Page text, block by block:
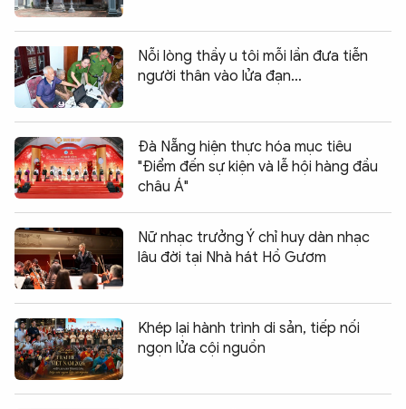
Nỗi lòng thầy u tôi mỗi lần đưa tiễn
người thân vào lửa đạn…
Đà Nẵng hiện thực hóa mục tiêu
"Điểm đến sự kiện và lễ hội hàng đầu
châu Á"
Nữ nhạc trưởng Ý chỉ huy dàn nhạc
lâu đời tại Nhà hát Hồ Gươm
Khép lại hành trình di sản, tiếp nối
ngọn lửa cội nguồn